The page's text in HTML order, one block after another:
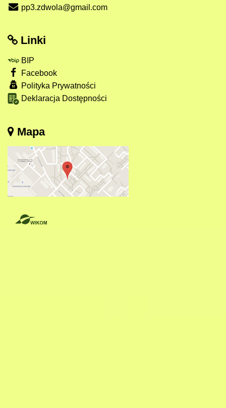
pp3.zdwola@gmail.com
Linki
BIP
Facebook
Polityka Prywatności
Deklaracja Dostępności
Mapa